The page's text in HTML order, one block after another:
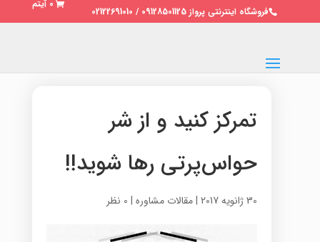
فروشگاه اینترنتی پرواز 09128501125 / 02122691010
0 آیتم
تمرکز کنید و از شر
حواس‌پرتی رها شوید!!
30 ژانویه 2017 |مقالات مشاوره| 0 نظر